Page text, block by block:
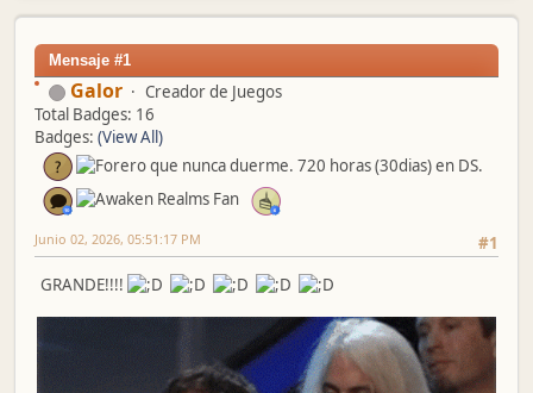
Mensaje #1
Galor
Creador de Juegos
Total Badges: 16
Badges: (View All)
#1
Junio 02, 2026, 05:51:17 PM
GRANDE!!!!